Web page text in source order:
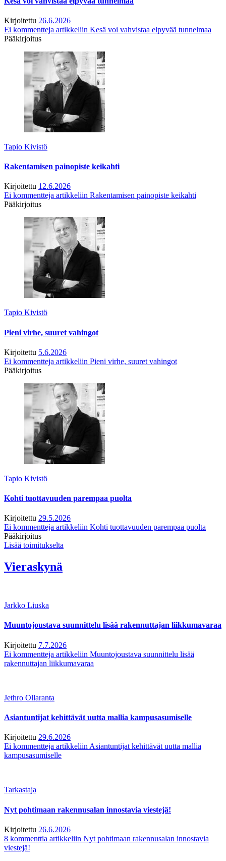
Kirjoitettu 26.6.2026
Ei kommentteja artikkeliin Kesä voi vahvistaa elpyvää tunnelmaa
Pääkirjoitus
Tapio Kivistö
Rakentamisen painopiste keikahti
Kirjoitettu 12.6.2026
Ei kommentteja artikkeliin Rakentamisen painopiste keikahti
Pääkirjoitus
Tapio Kivistö
Pieni virhe, suuret vahingot
Kirjoitettu 5.6.2026
Ei kommentteja artikkeliin Pieni virhe, suuret vahingot
Pääkirjoitus
Tapio Kivistö
Kohti tuottavuuden parempaa puolta
Kirjoitettu 29.5.2026
Ei kommentteja artikkeliin Kohti tuottavuuden parempaa puolta
Pääkirjoitus
Lisää toimitukselta
Vieraskynä
Jarkko Liuska
Muuntojoustava suunnittelu lisää rakennuttajan liikkumavaraa
Kirjoitettu 7.7.2026
Ei kommentteja artikkeliin Muuntojoustava suunnittelu lisää
rakennuttajan liikkumavaraa
Jethro Ollaranta
Asiantuntijat kehittävät uutta mallia kampusasumiselle
Kirjoitettu 29.6.2026
Ei kommentteja artikkeliin Asiantuntijat kehittävät uutta mallia
kampusasumiselle
Tarkastaja
Nyt pohtimaan rakennusalan innostavia viestejä!
Kirjoitettu 26.6.2026
8 kommenttia artikkeliin Nyt pohtimaan rakennusalan innostavia
viestejä!